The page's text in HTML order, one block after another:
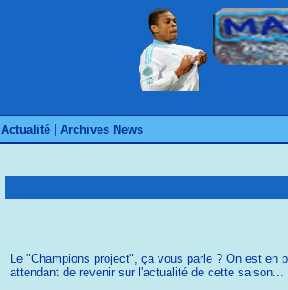
Actualité | Archives News
Le "Champions project", ça vous parle ? On est en
attendant de revenir sur l'actualité de cette saison...